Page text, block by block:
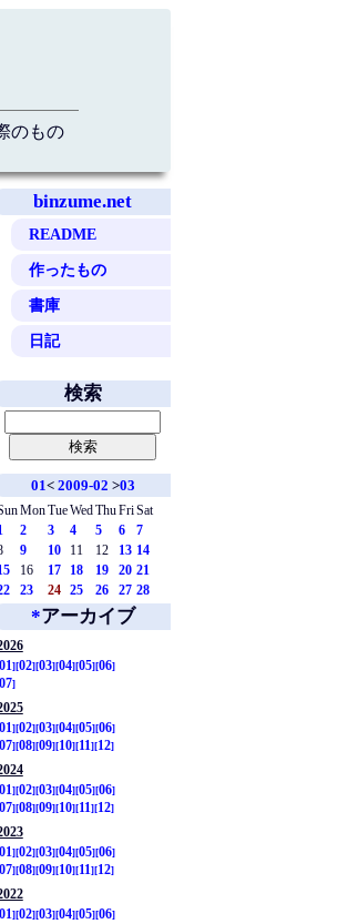
のもの
binzume.net
README
作ったもの
書庫
日記
検索
01< 2009-02 >03
MonTueWed ThuFriSat
2 3 4 5 6
7
9 10 11 12 13 14
16 17 18 19 20 21
23 24 25 26 27 28
*アーカイブ
02 03 04 05 06
02 03 04 05 06
08 09 10 11
12
02 03 04 05 06
08 09 10 11
12
02 03 04 05 06
08 09 10 11
12
02 03 04 05 06